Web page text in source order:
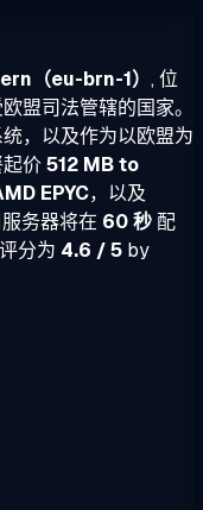
（eu-brn-1） , 位
盟司法管辖的国家。
，以及作为以欧盟为
价512 MB to
EPYC，以及
服务器将在 60 秒 配
评分为 4.6 / 5 by